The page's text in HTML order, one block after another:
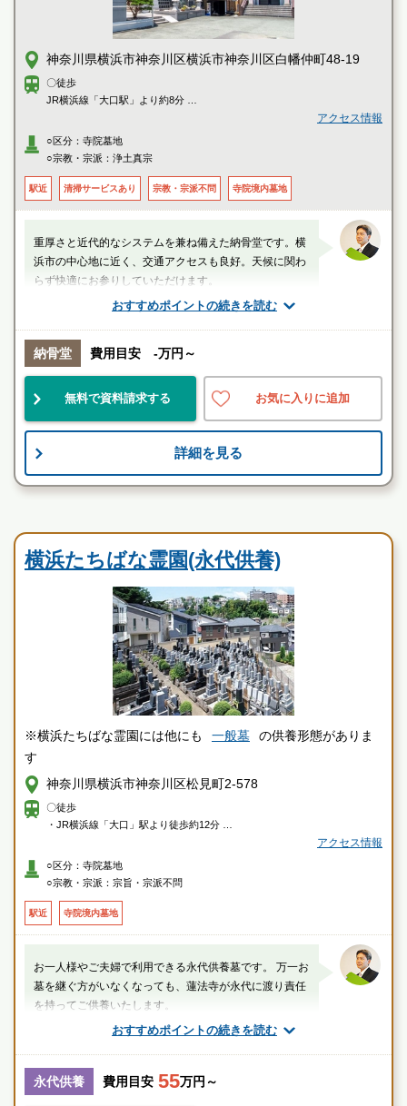
神奈川県横浜市神奈川区横浜市神奈川区白幡仲町48-19
〇徒歩
JR横浜線「大口駅」より約8分
アクセス情報
○区分：寺院墓地
○宗教・宗派：浄土真宗
駅近 清掃サービスあり 宗教・宗派不問 寺院境内墓地
おすすめポイントの続きを読む
重厚さと近代的なシステムを兼ね備えた納骨堂です。横
浜市の中心地に近く、交通アクセスも良好。天候に関わ
らず快適にお参りしていただけます。
厚生労働省認定 葬祭ディレクター技能審査
1級葬祭ディレクター 田中（業界歴15年）
駅近 便利 管理良
お墓のことなら何でもご相談ください
現地を見学して実際の雰囲気をお確かめください
す
納骨堂 費用目安 -万円～
無料で資料請求する お気に入りに追加
詳細を見る
横浜たちばな霊園(永代供養)
※横浜たちばな霊園には他にも 一般墓
の供養形態がありま
す
神奈川県横浜市神奈川区松見町2-578
〇徒歩
・JR横浜線「大口」駅より徒歩約12分
〇車
アクセス情報
○区分：寺院墓地
○宗教・宗派：宗旨・宗派不問
駅近 寺院境内墓地
おすすめポイントの続きを読む
お一人様やご夫婦で利用できる永代供養墓です。 万一お
墓を継ぐ方がいなくなっても、蓮法寺が永代に渡り責任
を持ってご供養いたします。
厚生労働省認定 葬祭ディレクター技能審査
1級葬祭ディレクター 田中（業界歴15年）
神奈川県
永代供養 費用目安 55万円～